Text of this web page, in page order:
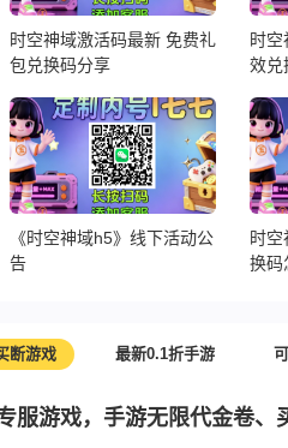
时空神域激活码最新 免费礼
包兑换码分享
时
效兑
《时空神域h5》线下活动公
告
时
换码
断游戏 最新0.1折手游
服游戏，手游无限代金卷、